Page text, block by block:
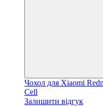
Чохол для Xiaomi
Cell
Залишити відгук